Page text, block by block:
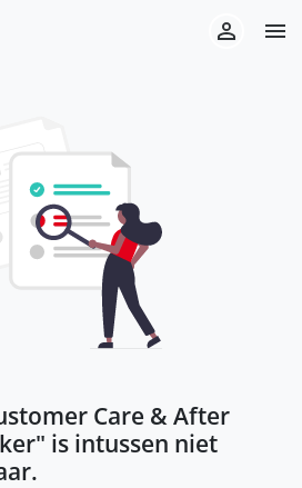
Care & After
" is intussen niet